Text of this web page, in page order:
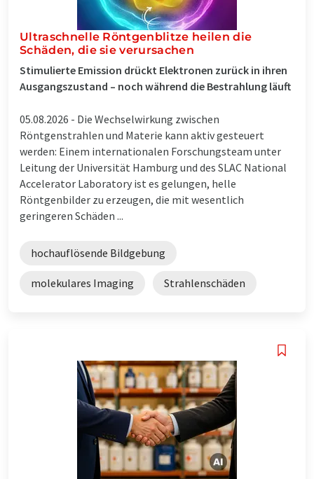
Ultraschnelle Röntgenblitze heilen die
Schäden, die sie verursachen
Stimulierte Emission drückt Elektronen zurück in ihren
Ausgangszustand – noch während die Bestrahlung läuft
05.08.2026 - Die Wechselwirkung zwischen
Röntgenstrahlen und Materie kann aktiv gesteuert
werden: Einem internationalen Forschungsteam unter
Leitung der Universität Hamburg und des SLAC National
Accelerator Laboratory ist es gelungen, helle
Röntgenbilder zu erzeugen, die mit wesentlich
geringeren Schäden ...
hochauflösende Bildgebung
molekulares Imaging Strahlenschäden